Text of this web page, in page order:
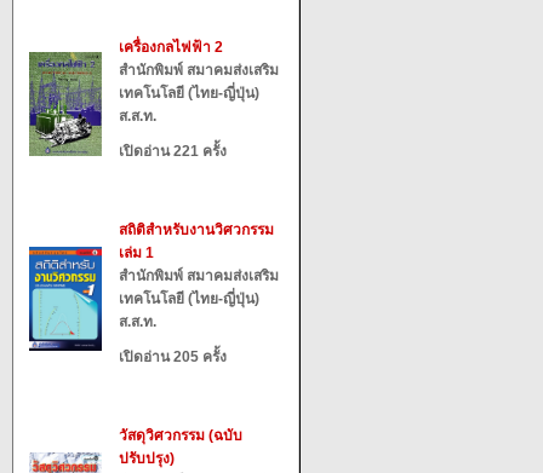
เครื่องกลไฟฟ้า 2
สำนักพิมพ์ สมาคมส่งเสริม
เทคโนโลยี (ไทย-ญี่ปุ่น)
ส.ส.ท.
เปิดอ่าน 221 ครั้ง
สถิติสำหรับงานวิศวกรรม
เล่ม 1
สำนักพิมพ์ สมาคมส่งเสริม
เทคโนโลยี (ไทย-ญี่ปุ่น)
ส.ส.ท.
เปิดอ่าน 205 ครั้ง
วัสดุวิศวกรรม (ฉบับ
ปรับปรุง)